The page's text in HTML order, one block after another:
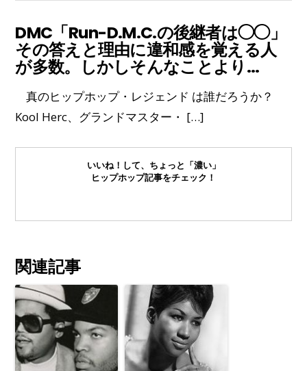
DMC「Run-D.M.C.の後継者は◯◯」
その答えと理由に違和感を覚える人
が多数。しかしそんなことより…
真のヒップホップ・レジェンド は誰だろうか？
Kool Herc、グランドマスター・ […]
いいね！して、ちょっと「濃い」
ヒップホップ記事をチェック！
関連記事